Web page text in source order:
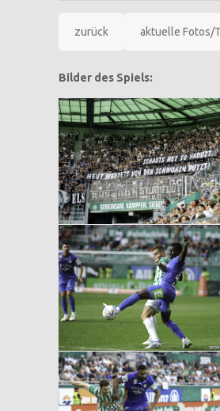
zurück aktuelle Fotos/
Bilder des Spiels: